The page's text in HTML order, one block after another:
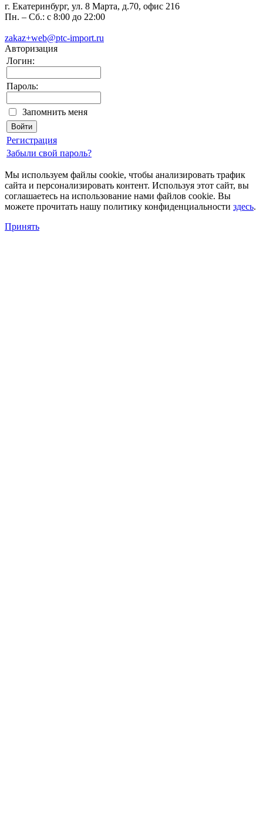
г. Екатеринбург, ул. 8 Марта, д.70, офис 216
Пн. – Сб.: с 8:00 до 22:00
zakaz+web@ptc-import.ru
Авторизация
Логин:
Пароль:
Запомнить меня
Регистрация
Забыли свой пароль?
Мы используем файлы cookie, чтобы анализировать трафик
сайта и персонализировать контент. Используя этот сайт, вы
соглашаетесь на использование нами файлов cookie. Вы
можете прочитать нашу политику конфиденциальности здесь.
Принять